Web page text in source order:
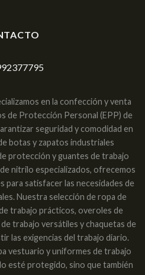
en la confección y venta
de Protección Personal (EPP) de
seguridad y comodidad en
botas y zapatos industriales
protección y guantes de trabajo
nitrilo especializados, ofrecemos
para satisfacer las necesidades de
Nuestra selección de ropa de
trabajo prácticos, overoles de
trabajo versátiles y chaquetas de
las exigencias del trabajo diario.
vestuario y uniformes de trabajo
esté protegido, sino que también